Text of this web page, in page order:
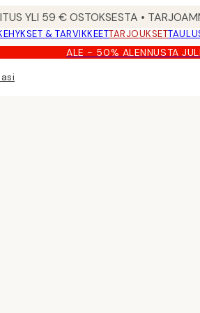
YLI 59 € OSTOKSESTA •
& TARVIKKEETTARJOUKSET
ALE - 50% ALENNUSTA